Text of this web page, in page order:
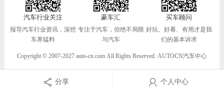
分享 个人中心
汽车行业关注
报导汽车行业资讯，深挖
车界猛料
豪车汇
专注于汽车，但绝不局限
与汽车
买车顾问
好玩、好看、有用才是我
们的基本诉求
Copyright © 2007-2027 auto-cn.com All Rights Reserved. AUTOCN汽车中心